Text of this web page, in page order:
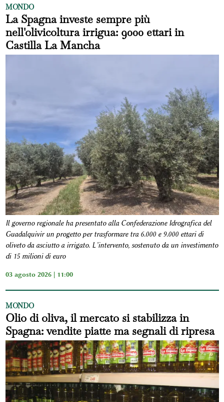
MONDO
La Spagna investe sempre più
nell'olivicoltura irrigua: 9000 ettari in
Castilla La Mancha
Il governo regionale ha presentato alla Confederazione Idrografica del
Guadalquivir un progetto per trasformare tra 6.000 e 9.000 ettari di
oliveto da asciutto a irrigato. L’intervento, sostenuto da un investimento
di 15 milioni di euro
03 agosto 2026 | 11:00
MONDO
Olio di oliva, il mercato si stabilizza in
Spagna: vendite piatte ma segnali di ripresa